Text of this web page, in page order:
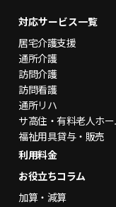
対応サービス一覧
居宅介護支援
通所介護
訪問介護
訪問看護
通所リハ
サ高住・有料老人ホー
福祉用具貸与・販売
利用料金
お役立ちコラム
加算・減算